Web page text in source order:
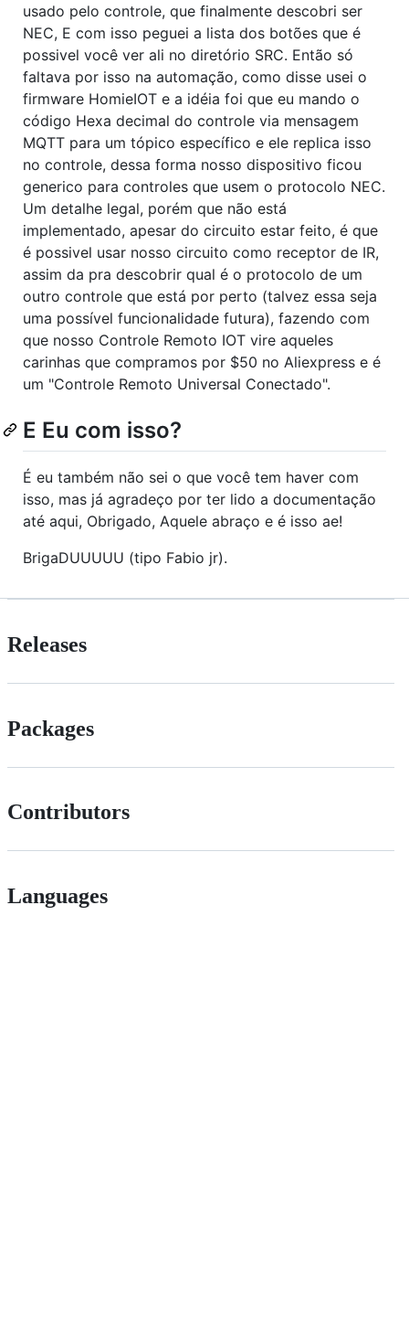
usado pelo controle, que finalmente descobri ser
NEC, E com isso peguei a lista dos botões que é
possivel você ver ali no diretório SRC. Então só
faltava por isso na automação, como disse usei o
firmware HomieIOT e a idéia foi que eu mando o
código Hexa decimal do controle via mensagem
MQTT para um tópico específico e ele replica isso
no controle, dessa forma nosso dispositivo ficou
generico para controles que usem o protocolo NEC.
Um detalhe legal, porém que não está
implementado, apesar do circuito estar feito, é que
é possivel usar nosso circuito como receptor de IR,
assim da pra descobrir qual é o protocolo de um
outro controle que está por perto (talvez essa seja
uma possível funcionalidade futura), fazendo com
que nosso Controle Remoto IOT vire aqueles
carinhas que compramos por $50 no Aliexpress e é
um "Controle Remoto Universal Conectado".
E Eu com isso?
É eu também não sei o que você tem haver com
isso, mas já agradeço por ter lido a documentação
até aqui, Obrigado, Aquele abraço e é isso ae!
BrigaDUUUUU (tipo Fabio jr).
Releases
Packages
Contributors
Languages